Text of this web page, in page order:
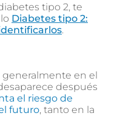
tipo 2, te
Diabetes tipo 2:
.
generalmente en el
después
el riesgo de
futuro, tanto en la